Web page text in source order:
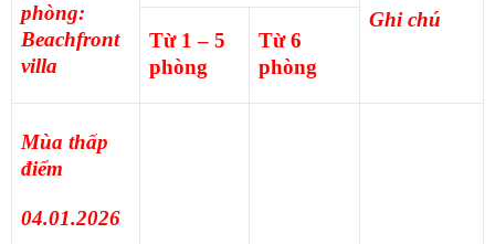
phòng:
Beachfront
villa
Ghi chú
Từ 1 – 5
phòng
Từ 6
phòng
Mùa thấp
điểm
04.01.2026